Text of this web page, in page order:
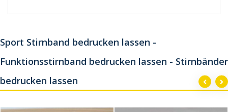
Sport Stirnband bedrucken lassen -
Funktionsstirnband bedrucken lassen - Stirnbänder
bedrucken lassen